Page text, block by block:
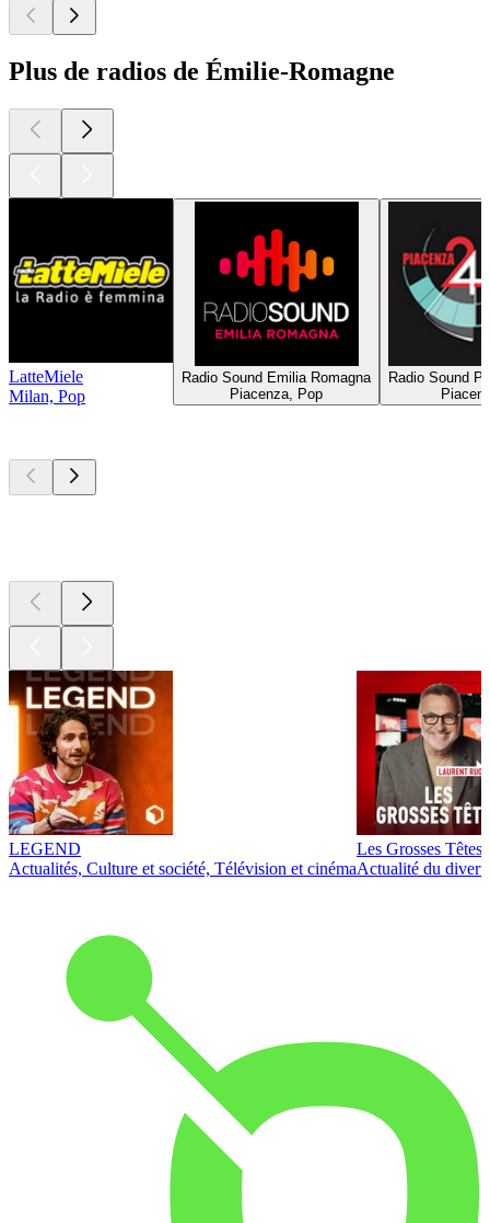
Plus de radios de Émilie-Romagne
LatteMiele
Milan, Pop
Radio Sound Emilia Romagna
Piacenza, Pop
Radio Sound
LEGEND
Actualités, Culture et société, Télévision et cinéma
Les Grosses Têtes
Actualité du